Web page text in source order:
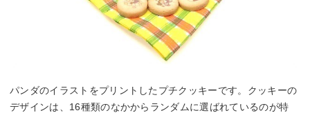
パンダのイラストをプリントしたプチクッキーです。クッキーの
デザインは、16種類のなかからランダムに選ばれているのが特